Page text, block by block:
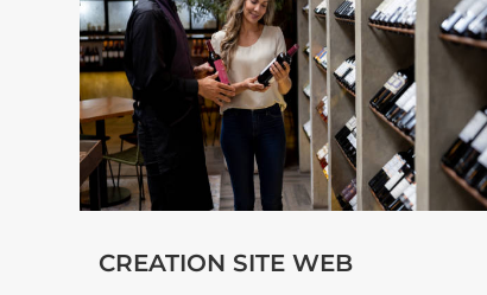
CREATION SITE WEB